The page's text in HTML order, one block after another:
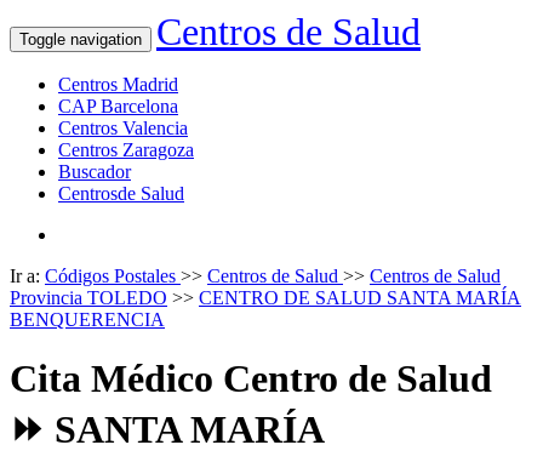
Toggle navigation Centros de Salud
Centros Madrid
CAP Barcelona
Centros Valencia
Centros Zaragoza
Buscador
Centrosde Salud
Ir a: Códigos Postales >> Centros de Salud >> Centros de Salud
Provincia TOLEDO >> CENTRO DE SALUD SANTA MARÍA
BENQUERENCIA
Cita Médico Centro de Salud
⏩ SANTA MARÍA